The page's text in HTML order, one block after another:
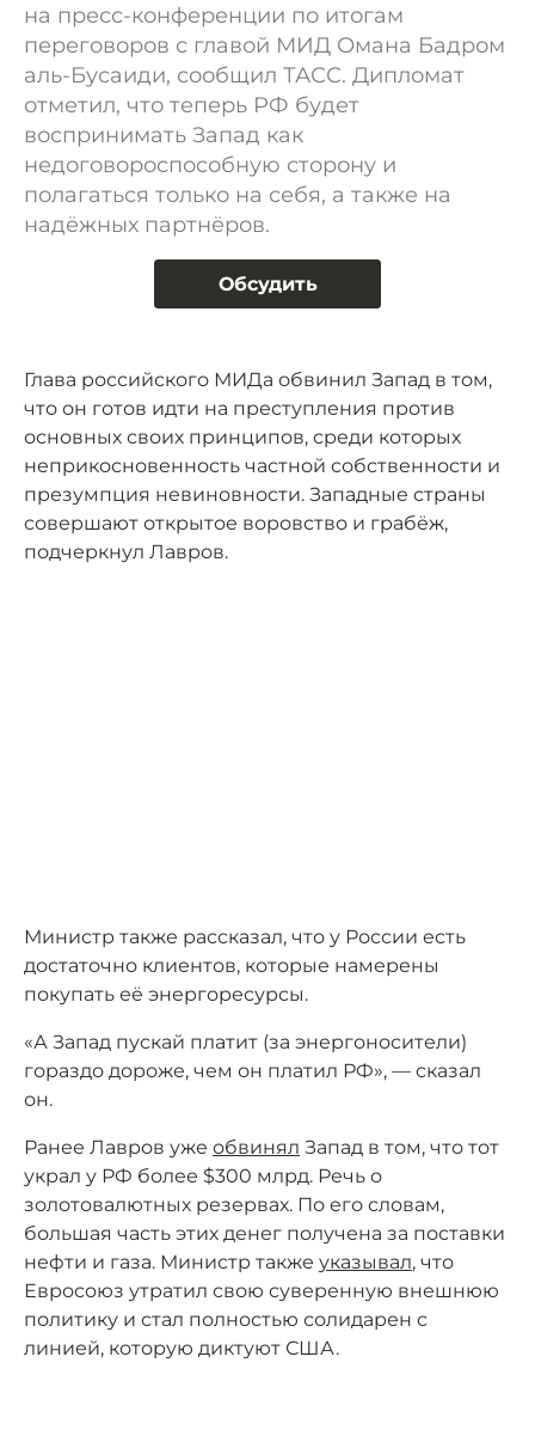
на пресс-конференции по итогам
переговоров с главой МИД Омана Бадром
аль-Бусаиди, сообщил ТАСС. Дипломат
отметил, что теперь РФ будет
воспринимать Запад как
недоговороспособную сторону и
полагаться только на себя, а также на
надёжных партнёров.
Обсудить
Глава российского МИДа обвинил Запад в том,
что он готов идти на преступления против
основных своих принципов, среди которых
неприкосновенность частной собственности и
презумпция невиновности. Западные страны
совершают открытое воровство и грабёж,
подчеркнул Лавров.
Министр также рассказал, что у России есть
достаточно клиентов, которые намерены
покупать её энергоресурсы.
«А Запад пускай платит (за энергоносители)
гораздо дороже, чем он платил РФ», — сказал
он.
Ранее Лавров уже обвинял Запад в том, что тот
украл у РФ более $300 млрд. Речь о
золотовалютных резервах. По его словам,
большая часть этих денег получена за поставки
нефти и газа. Министр также указывал, что
Евросоюз утратил свою суверенную внешнюю
политику и стал полностью солидарен с
линией, которую диктуют США.